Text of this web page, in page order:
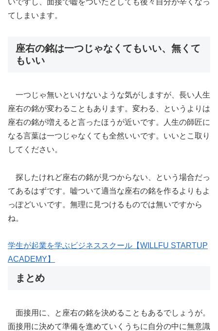
てしまいます。
座右の銘は一つじゃなくてもいい、無くて
もいい
一つじゃ無いといけないような気がしますが、長い人生
座右の銘が変わることもあります。変わる、というよりは
座右の銘が増えると言ったほうが近いです。人生の師匠に
なる言葉は一つじゃなくても全然いいです。いいとこ取り
してください。
探したけれど座右の銘が見つからない、という場合だっ
てあるはずです。嘘ついて適当な座右の銘を作るよりもよ
っぽどいいです。無理に見つけるものでは無いですから
ね。
学生が起業を学ぶビジネススクール【WILLFU STARTUP
ACADEMY】
まとめ
面接用に、と座右の銘を決めることもあるでしょうが。
面接用に決めて準備を進めていくうちに自分の中に無意識